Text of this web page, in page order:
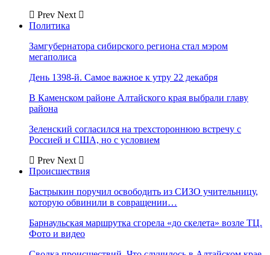
Prev Next
Политика
Замгубернатора сибирского региона стал мэром
мегаполиса
День 1398-й. Самое важное к утру 22 декабря
В Каменском районе Алтайского края выбрали главу
района
Зеленский согласился на трехстороннюю встречу с
Россией и США, но с условием
Prev Next
Происшествия
Бастрыкин поручил освободить из СИЗО учительницу,
которую обвинили в совращении…
Барнаульская маршрутка сгорела «до скелета» возле ТЦ.
Фото и видео